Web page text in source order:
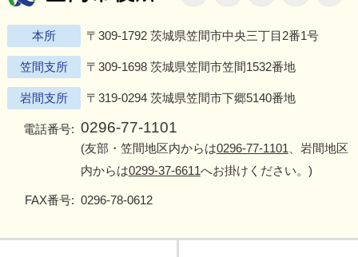
本所 〒309-1792 茨城県笠間市中央三丁目2番1号
笠間支所 〒309-1698 茨城県笠間市笠間1532番地
岩間支所 〒319-0294 茨城県笠間市下郷5140番地
電話番号: 0296-77-1101
(友部・笠間地区内からは0296-77-1101 、岩間地区
内からは0299-37-6611へお掛けください。)
FAX番号: 0296-78-0612